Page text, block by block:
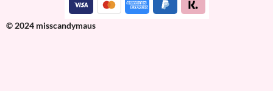
© 2024 misscandymaus